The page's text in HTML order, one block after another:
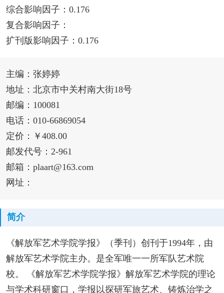
综合影响因子：0.176
复合影响因子：
扩刊版影响因子：0.176
主编：张婷婷
地址：北京市中关村南大街18号
邮编：100081
电话：010-66869054
定价：￥408.00
邮发代号：2-961
邮箱：plaart@163.com
网址：
简介
《解放军艺术学院学报》（季刊）创刊于1994年，由
解放军艺术学院主办。是全军唯一一所军队艺术院
校。 《解放军艺术学院学报》解放军艺术学院的理论
与学术科研窗口，学报以探研军旅艺术、铸炼治学之